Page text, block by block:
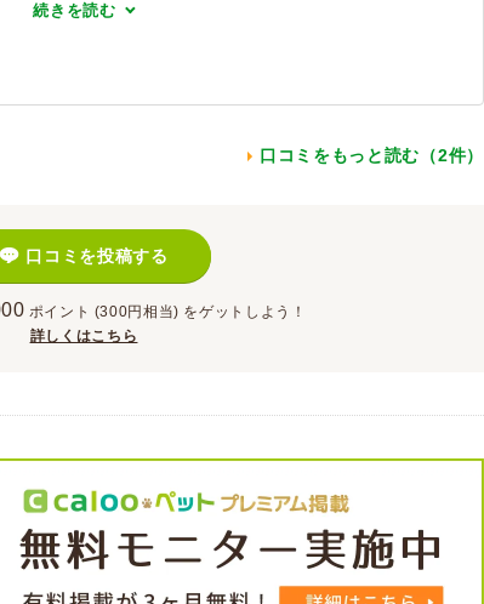
続きを読む
口コミをもっと読む（2件）
口コミを投稿する
ポイント (300円相当) をゲットしよう！
詳しくはこちら